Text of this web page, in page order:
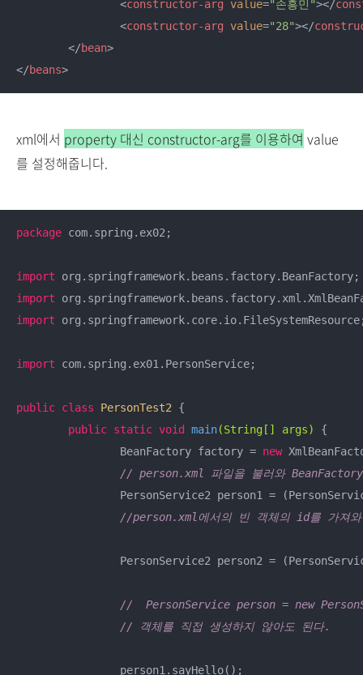
<constructor-arg value="손흥민"></
<constructor-arg value="28"></
</bean>
</beans>
xml에서 property 대신 constructor-arg를 이용하여 value
를 설정해줍니다.
package com.spring.ex02;
import
import
import
import com.spring.ex01.PersonService;
public class PersonTest2
{
public static void main(String[] args)
{
		BeanFactory factory =
new
// person.xml 파일을 불러와 BeanFactory
PersonService2 person1 =
//person.xml에서의 빈 객체의 id를 가져와
PersonService2 person2 =
//  PersonService person = new
// 객체를 직접 생성하지 않아도 된다.